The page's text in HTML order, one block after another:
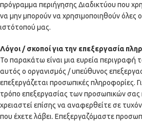
πρόγραμμα περιήγησης Διαδικτύου που
να μην μπορούν να χρησιμοποιηθούν όλες
ιστότοπού μας.
Λόγοι / σκοποί για την επεξεργασία
Το παρακάτω είναι μια ευρεία περιγραφή
αυτός ο οργανισμός / υπεύθυνος
επεξεργάζεται προσωπικές πληροφορίες.
τρόπο επεξεργασίας των προσωπικών
χρειαστεί επίσης να αναφερθείτε σε
που έχετε λάβει. Επεξεργαζόμαστε